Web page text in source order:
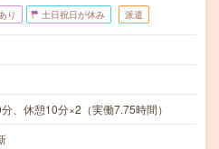
り 土日祝日が休み 派遣
、休憩10分×2（実働7.75時間）